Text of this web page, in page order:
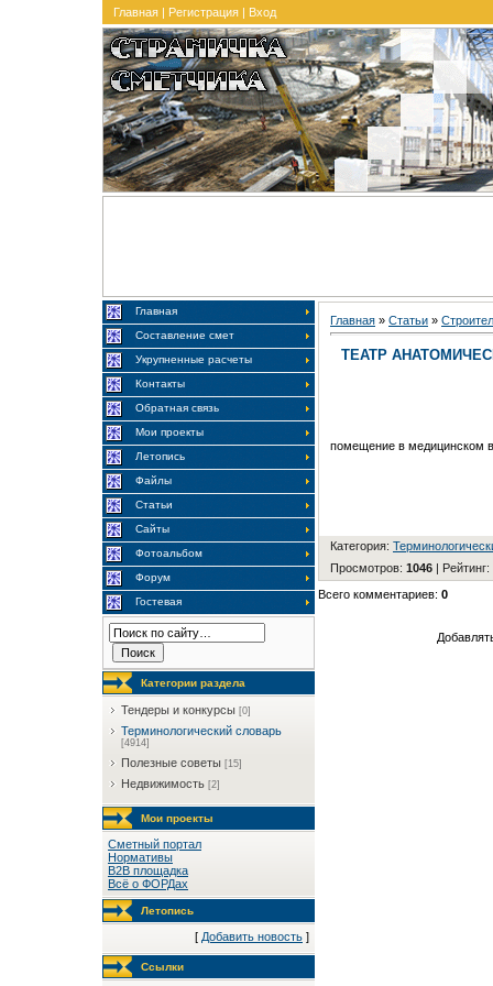
Главная | Регистрация | Вход
Главная
Составление смет
Укрупненные расчеты
Контакты
Обратная связь
Мои проекты
Летопись
Файлы
Статьи
Сайты
Фотоальбом
Форум
Гостевая
Категории раздела
Тендеры и конкурсы [0]
Терминологический словарь
[4914]
Полезные советы [15]
Недвижимость [2]
Мои проекты
Сметный портал
Нормативы
B2B площадка
Всё о ФОРДах
Летопись
[ Добавить новость ]
Ссылки
Главная » Статьи »
ТЕАТР
помещение в медицинском
Категория:
Просмотров: 1046 | Рейтинг:
Всего комментариев: 0